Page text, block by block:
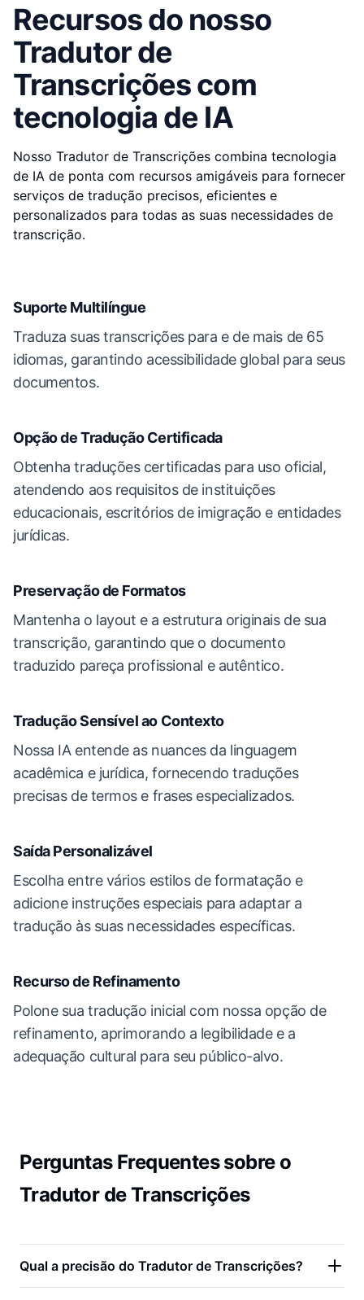
Recursos do nosso
Tradutor de
Transcrições com
tecnologia de IA
Nosso Tradutor de Transcrições combina tecnologia
de IA de ponta com recursos amigáveis para fornecer
serviços de tradução precisos, eficientes e
personalizados para todas as suas necessidades de
transcrição.
Suporte Multilíngue
Traduza suas transcrições para e de mais de 65
idiomas, garantindo acessibilidade global para seus
documentos.
Opção de Tradução Certificada
Obtenha traduções certificadas para uso oficial,
atendendo aos requisitos de instituições
educacionais, escritórios de imigração e entidades
jurídicas.
Preservação de Formatos
Mantenha o layout e a estrutura originais de sua
transcrição, garantindo que o documento
traduzido pareça profissional e autêntico.
Tradução Sensível ao Contexto
Nossa IA entende as nuances da linguagem
acadêmica e jurídica, fornecendo traduções
precisas de termos e frases especializados.
Saída Personalizável
Escolha entre vários estilos de formatação e
adicione instruções especiais para adaptar a
tradução às suas necessidades específicas.
Recurso de Refinamento
Polone sua tradução inicial com nossa opção de
refinamento, aprimorando a legibilidade e a
adequação cultural para seu público-alvo.
Perguntas Frequentes sobre o
Tradutor de Transcrições
Qual a precisão do Tradutor de Transcrições?